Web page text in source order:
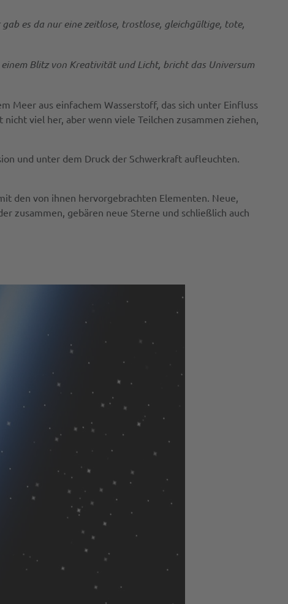
es da nur eine zeitlose, trostlose, gleichgültige, tote,
Blitz von Kreativität und Licht, bricht das Universum
Meer aus einfachem Wasserstoff, das sich unter Einfluss
viel her, aber wenn viele Teilchen zusammen ziehen,
und unter dem Druck der Schwerkraft aufleuchten.
den von ihnen hervorgebrachten Elementen. Neue,
zusammen, gebären neue Sterne und schließlich auch